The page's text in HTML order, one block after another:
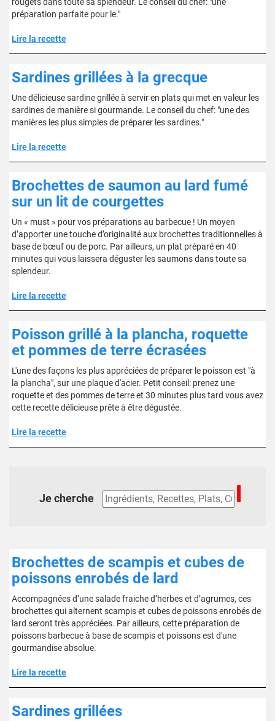
préparation parfaite pour le."
Lire la recette
Sardines grillées à la grecque
Une délicieuse sardine grillée à servir en plats qui met en valeur les
sardines de manière si gourmande. Le conseil du chef: "une des
manières les plus simples de préparer les sardines."
Lire la recette
Brochettes de saumon au lard fumé
sur un lit de courgettes
Un « must » pour vos préparations au barbecue ! Un moyen
d’apporter une touche d’originalité aux brochettes traditionnelles à
base de bœuf ou de porc. Par ailleurs, un plat préparé en 40
minutes qui vous laissera déguster les saumons dans toute sa
splendeur.
Lire la recette
Poisson grillé à la plancha, roquette
et pommes de terre écrasées
L'une des façons les plus appréciées de préparer le poisson est "à
la plancha", sur une plaque d'acier. Petit conseil: prenez une
roquette et des pommes de terre et 30 minutes plus tard vous avez
cette recette délicieuse prête à être dégustée.
Lire la recette
Je cherche
Brochettes de scampis et cubes de
poissons enrobés de lard
Accompagnées d’une salade fraiche d’herbes et d’agrumes, ces
brochettes qui alternent scampis et cubes de poissons enrobés de
lard seront très appréciées. Par ailleurs, cette préparation de
poissons barbecue à base de scampis et poissons est d'une
gourmandise absolue.
Lire la recette
Sardines grillées